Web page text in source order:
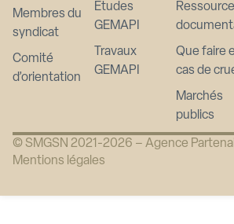
Membres du
syndicat
Comité
d’orientation
Etudes
GEMAPI
Travaux
GEMAPI
Que faire
cas de
Marchés
publics
© SMGSN 2021-2026 – Agence
Mentions légales